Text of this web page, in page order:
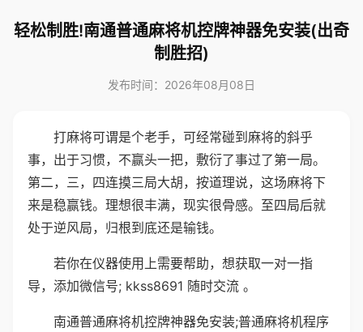
轻松制胜!南通普通麻将机控牌神器免安装(出奇
制胜招)
发布时间：2026年08月08日
打麻将可谓是个老手，可经常碰到麻将的斜乎
事，出于习惯，不赢头一把，敷衍了事过了第一局。
第二，三，四连摸三局大胡，按道理说，这场麻将下
来是稳赢钱。理想很丰满，现实很骨感。至四局后就
处于逆风局，归根到底还是输钱。
若你在仪器使用上需要帮助，想获取一对一指
导，添加微信号; kkss8691 随时交流 。
南通普通麻将机控牌神器免安装;普通麻将机程序